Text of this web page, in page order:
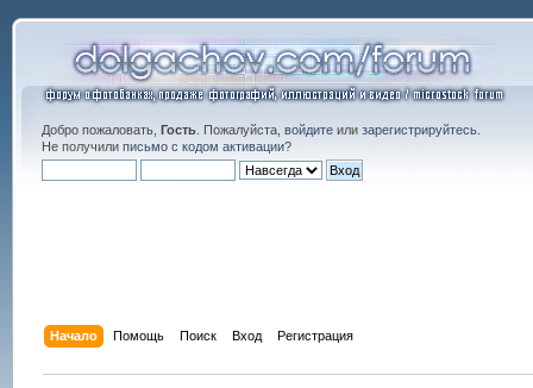
Добро пожаловать, Гость. Пожалуйста, войдитеили зарегистрируйтесь.
Не получили письмо с кодом активации?
Начало Помощь Поиск Вход Регистрация